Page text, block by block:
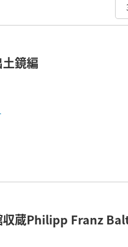
鏡編
収蔵Philipp Franz